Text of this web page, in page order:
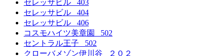
セレッサビル 403
セレッサビル 404
セレッサビル 406
コスモハイツ美章園 502
セントラル王子 502
クローバメゾン伊川谷 ２０２